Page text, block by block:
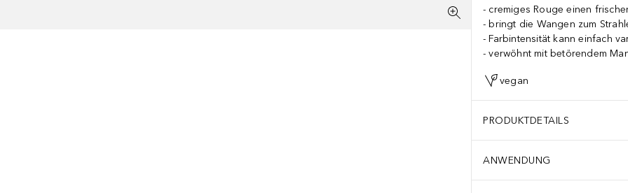
cremiges Rouge einen
bringt die Wangen zum
Farbintensität kann einfach
verwöhnt mit betörendem
vegan
PRODUKTDETAILS
ANWENDUNG